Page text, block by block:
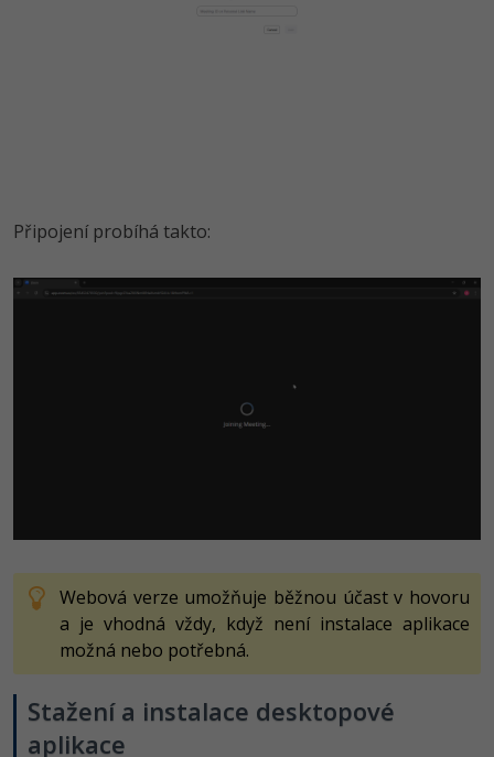
Připojení probíhá takto:
Webová verze umožňuje běžnou účast v hovoru
a je vhodná vždy, když není instalace aplikace
možná nebo potřebná.
Stažení a instalace desktopové
aplikace